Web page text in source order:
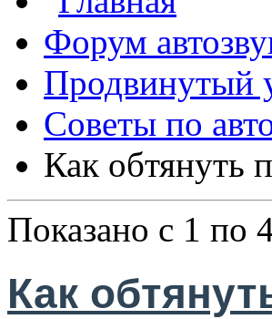
Форум
Продвинутый
Советы по
Как обтянуть
Показано с 1 по
Как